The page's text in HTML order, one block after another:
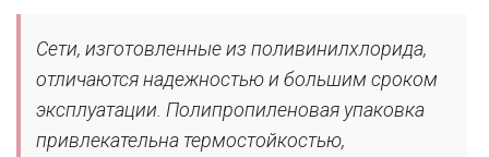
Сети, изготовленные из поливинилхлорида,
отличаются надежностью и большим сроком
эксплуатации. Полипропиленовая упаковка
привлекательна термостойкостью,